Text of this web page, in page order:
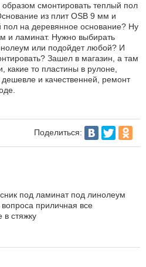
смонтировать теплый пол
из плит OSB 9 мм и
пол на деревянное основание? Ну
и ламинат. Нужно выбирать
или подойдет любой? И
Зашел в магазин, а там
какие то пластины в рулоне,
и качественней, ремонт
Поделиться:
под ламинат под линолеум
приличная все
в стяжку